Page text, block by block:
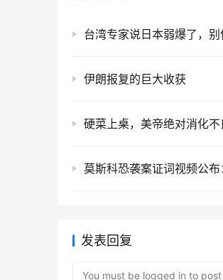
台湾专家说日本弱爆了，
伊朗报复的巨大收获
硬菜上桌，美帝绝对消化不
发表回复
You must be logged in to